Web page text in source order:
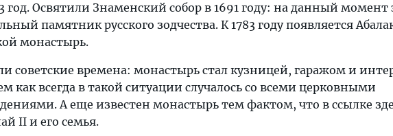
год. Освятили Знаменский собор в 1691 году: на данный момент
памятник русского зодчества. К 1783 году появляется
монастырь.
советские времена: монастырь стал кузницей, гаражом и
как всегда в такой ситуации случалось со всеми церковными
А еще известен монастырь тем фактом, что в ссылке
II и его семья.